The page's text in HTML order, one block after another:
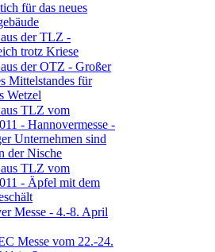
für das neues
der TLZ -
trotz Kriese
der OTZ - Großer
Mittelstandes für
Wetzel
TLZ vom
- Hannovermesse -
Unternehmen sind
der Nische
TLZ vom
- Äpfel mit dem
Messe - 4.-8. April
Messe vom 22.-24.